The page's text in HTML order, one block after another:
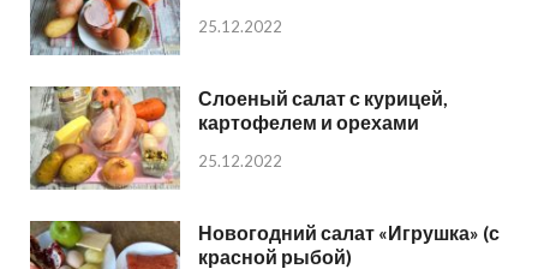
25.12.2022
Слоеный салат с курицей,
картофелем и орехами
25.12.2022
Новогодний салат «Игрушка» (с
красной рыбой)